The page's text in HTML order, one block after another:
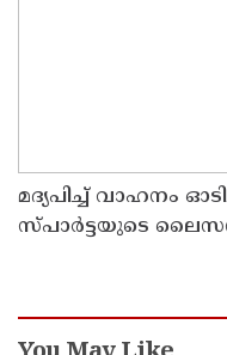
മദ്യപിച്ച് വാഹനം
സ്പാർട്ടയുടെ